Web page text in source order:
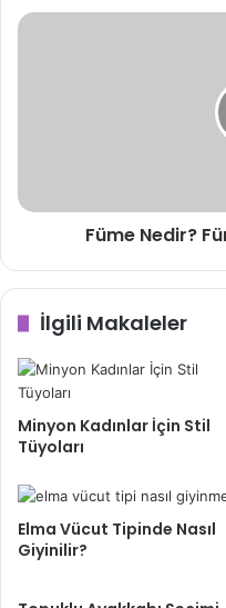
Füme Nedir?
İlgili Makaleler
Minyon Kadınlar İçin Stil
Tüyoları
Elma Vücut Tipinde Nasıl
Giyinilir?